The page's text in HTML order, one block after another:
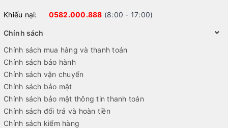
Khiếu nại: 0582.000.888 (8:00 - 17:00)
Chính sách
Chính sách mua hàng và thanh toán
Chính sách bảo hành
Chính sách vận chuyển
Chính sách bảo mật
Chính sách bảo mật thông tin thanh toán
Chính sách đổi trả và hoàn tiền
Chính sách kiểm hàng